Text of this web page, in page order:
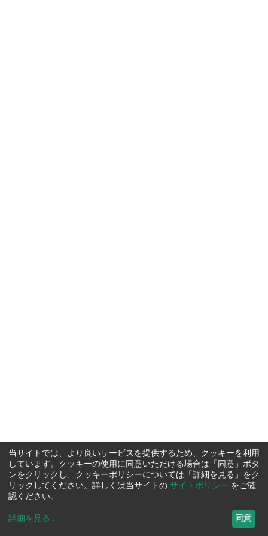
当サイトでは、より良いサービスを提供するため、クッキーを利用
しています。クッキーの使用に同意いただける場合は「同意」ボタ
ンをクリックし、クッキーポリシーについては「詳細を見る」をク
リックしてください。詳しくは当サイトの サイトポリシー をご確
認ください。
詳細を見る ... 同意